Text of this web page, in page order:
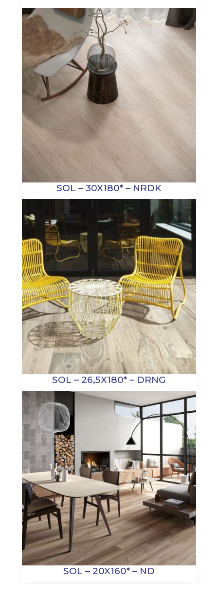
SOL – 30X180* – NRDK
SOL – 26,5X180* – DRNG
SOL – 20X160* – ND